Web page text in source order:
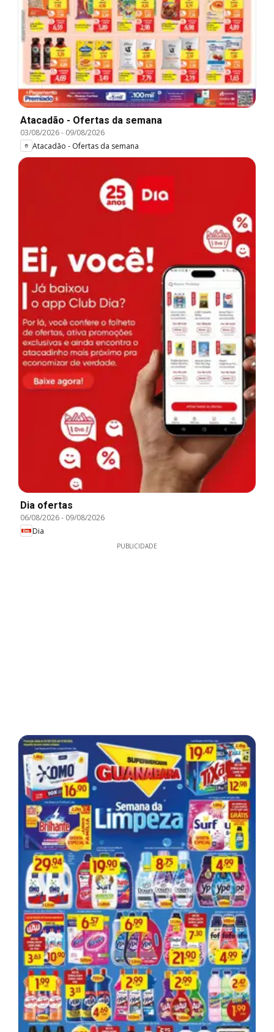
Atacadão - Ofertas da semana
03/08/2026- 09/08/2026
Atacadão - Ofertas da semana
Dia ofertas
06/08/2026- 09/08/2026
Dia
PUBLICIDADE